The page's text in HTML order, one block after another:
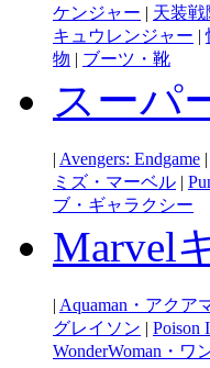
ケンジャー | 天装戦
キュウレンジャー |
物 | ブーツ・靴
スーパ
| Avengers: Endgame |
ミズ・マーベル |
ブ・ギャラクシー
Marvel
| Aquaman・アクア
グレイソン | Poison
WonderWoman・ワ